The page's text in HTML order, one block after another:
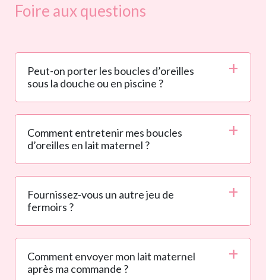
Foire aux questions
Peut-on porter les boucles d’oreilles
sous la douche ou en piscine ?
Comment entretenir mes boucles
d’oreilles en lait maternel ?
Fournissez-vous un autre jeu de
fermoirs ?
Comment envoyer mon lait maternel
après ma commande ?